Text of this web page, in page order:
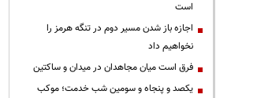
است
اجازه باز شدن مسیر دوم در تنگه هرمز را
نخواهیم داد
فرق است میان مجاهدان در میدان و ساکتین
یکصد و پنجاه و سومین شب خدمت؛ موکب